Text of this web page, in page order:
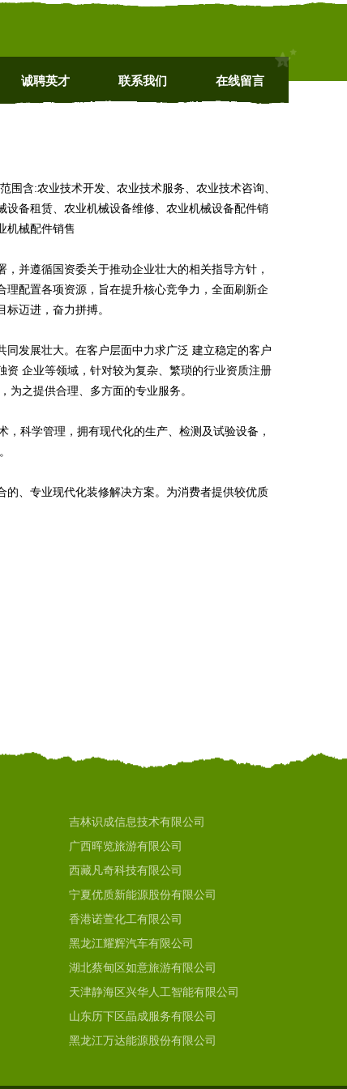
诚聘英才 联系我们 在线留言
围含:农业技术开发、农业技术服务、农业技术咨询、
备租赁、农业机械设备维修、农业机械设备配件销
机械配件销售
并遵循国资委关于推动企业壮大的相关指导方针，
配置各项资源，旨在提升核心竞争力，全面刷新企
迈进，奋力拼搏。
发展壮大。在客户层面中力求广泛 建立稳定的客户
企业等领域，针对较为复杂、繁琐的行业资质注册
为之提供合理、多方面的专业服务。
科学管理，拥有现代化的生产、检测及试验设备，
、专业现代化装修解决方案。为消费者提供较优质
吉林识成信息技术有限公司
广西晖览旅游有限公司
西藏凡奇科技有限公司
宁夏优质新能源股份有限公司
香港诺萱化工有限公司
黑龙江耀辉汽车有限公司
湖北蔡甸区如意旅游有限公司
天津静海区兴华人工智能有限公司
山东历下区晶成服务有限公司
黑龙江万达能源股份有限公司